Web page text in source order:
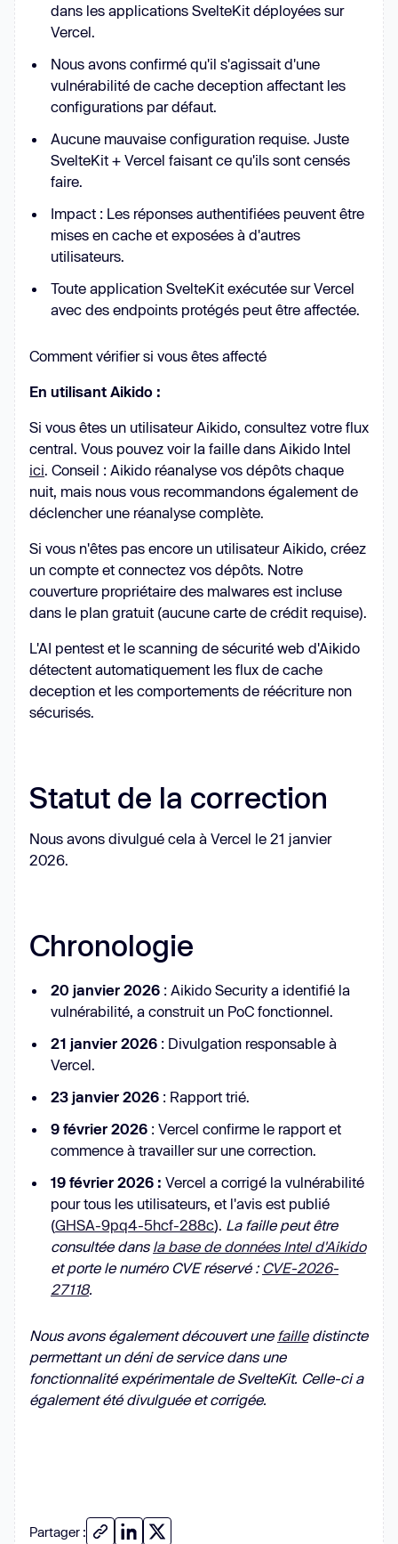
dans les applications SvelteKit déployées sur
Vercel.
Nous avons confirmé qu'il s'agissait d'une
vulnérabilité de cache deception affectant les
configurations par défaut.
Aucune mauvaise configuration requise. Juste
SvelteKit + Vercel faisant ce qu'ils sont censés
faire.
Impact : Les réponses authentifiées peuvent être
mises en cache et exposées à d'autres
utilisateurs.
Toute application SvelteKit exécutée sur Vercel
avec des endpoints protégés peut être affectée.
Comment vérifier si vous êtes affecté
En utilisant Aikido :
Si vous êtes un utilisateur Aikido, consultez votre flux
central. Vous pouvez voir la faille dans Aikido Intel
ici. Conseil : Aikido réanalyse vos dépôts chaque
nuit, mais nous vous recommandons également de
déclencher une réanalyse complète.
Si vous n'êtes pas encore un utilisateur Aikido, créez
un compte et connectez vos dépôts. Notre
couverture propriétaire des malwares est incluse
dans le plan gratuit (aucune carte de crédit requise).
L'AI pentest et le scanning de sécurité web d'Aikido
détectent automatiquement les flux de cache
deception et les comportements de réécriture non
sécurisés.
Statut de la correction
Nous avons divulgué cela à Vercel le 21 janvier
2026.
Chronologie
20 janvier 2026 : Aikido Security a identifié la
vulnérabilité, a construit un PoC fonctionnel.
21 janvier 2026 : Divulgation responsable à
Vercel.
23 janvier 2026 : Rapport trié.
9 février 2026 : Vercel confirme le rapport et
commence à travailler sur une correction.
19 février 2026 : Vercel a corrigé la vulnérabilité
pour tous les utilisateurs, et l'avis est publié
(GHSA-9pq4-5hcf-288c). La faille peut être
consultée dans la base de données Intel d'Aikido
et porte le numéro CVE réservé : CVE-2026-
27118.
Nous avons également découvert une failledistincte
permettant un déni de service dans une
fonctionnalité expérimentale de SvelteKit. Celle-ci a
également été divulguée et corrigée.
Partager :